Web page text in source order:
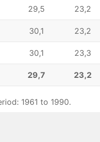
29,5 23,2
30,1 23,2
30,1 23,3
29,7 23,2
1961 to 1990.